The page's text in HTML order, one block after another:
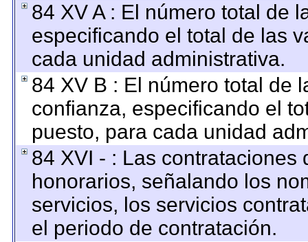
84 XV A : El número total de
especificando el total de las
cada unidad administrativa.
84 XV B : El número total de
confianza, especificando el
puesto, para cada unidad
84 XVI - : Las
honorarios, señalando los
servicios, los servicios
el periodo de contratación.